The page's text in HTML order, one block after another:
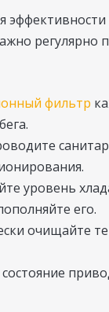
регулярно
фильтр
уровень
его.
очищайте